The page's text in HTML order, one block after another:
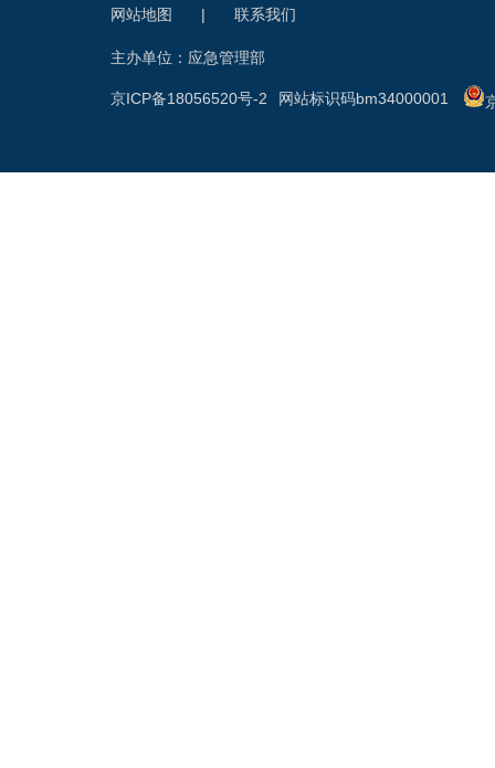
网站地图 | 联系我们
主办单位：应急管理部
网站标识码bm34000001
京ICP备18056520号-2